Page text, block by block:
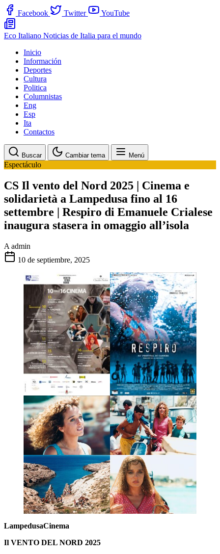
Facebook Twitter YouTube
Eco Italiano Noticias de Italia para el mundo
Inicio
Información
Deportes
Cultura
Politica
Columnistas
Eng
Esp
Ita
Contactos
Buscar Cambiar tema Menú
Espectáculo
CS Il vento del Nord 2025 | Cinema e
solidarietà a Lampedusa fino al 16
settembre | Respiro di Emanuele Crialese
inaugura stasera in omaggio all’isola
A admin
10 de septiembre, 2025
LampedusaCinema
Il VENTO DEL NORD 2025